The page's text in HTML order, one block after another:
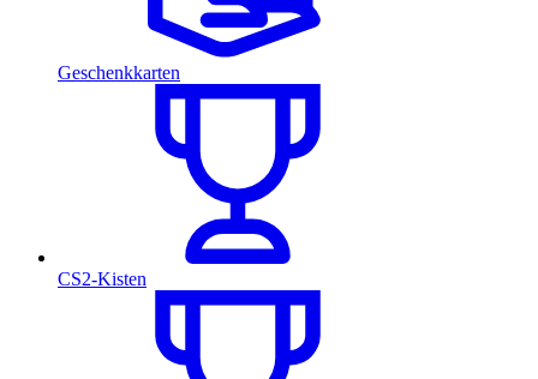
Geschenkkarten
CS2-Kisten